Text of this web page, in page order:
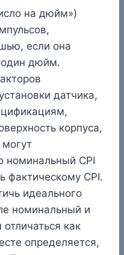
на дюйм»)
если она
дюйм.
датчика,
корпуса,
номинальный CPI
фактическому CPI.
идеального
номинальный и
как
определяется,